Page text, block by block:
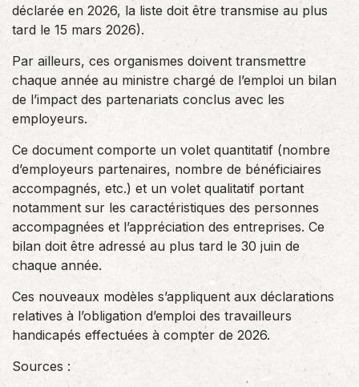
déclarée en 2026, la liste doit être transmise au plus
tard le 15 mars 2026).
Par ailleurs, ces organismes doivent transmettre
chaque année au ministre chargé de l’emploi un bilan
de l’impact des partenariats conclus avec les
employeurs.
Ce document comporte un volet quantitatif (nombre
d’employeurs partenaires, nombre de bénéficiaires
accompagnés, etc.) et un volet qualitatif portant
notamment sur les caractéristiques des personnes
accompagnées et l’appréciation des entreprises. Ce
bilan doit être adressé au plus tard le 30 juin de
chaque année.
Ces nouveaux modèles s’appliquent aux déclarations
relatives à l’obligation d’emploi des travailleurs
handicapés effectuées à compter de 2026.
Sources :